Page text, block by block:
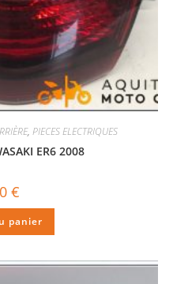
, PIECES ELECTRIQUES
ER6 2008
€
panier